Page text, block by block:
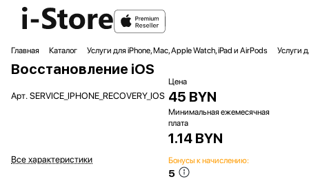
Главная Каталог Услуги для iPhone, Mac, Apple Watch, iPad и AirPods Услуги
Восстановление iOS
Арт. SERVICE_IPHONE_RECOVERY_IOS
Все характеристики
Цена
45 BYN
Минимальная ежемесячная
плата
1.14 BYN
Бонусы к начислению:
5